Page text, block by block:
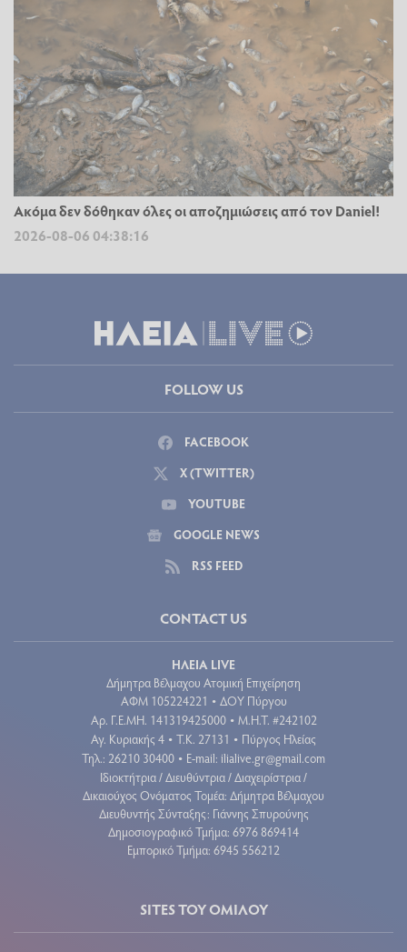
Ακόμα δεν δόθηκαν όλες οι αποζημιώσεις από τον Daniel!
2026-08-06 04:38:16
FOLLOW US
FACEBOOK
X (TWITTER)
YOUTUBE
GOOGLE NEWS
RSS FEED
CONTACT US
ΗΛΕΙΑ LIVE
Δήμητρα Βέλμαχου Ατομική Επιχείρηση
ΑΦΜ 105224221 • ΔΟΥ Πύργου
Aρ. Γ.Ε.ΜΗ. 141319425000 • Μ.Η.Τ. #242102
Αγ. Κυριακής 4 • Τ.Κ. 27131 • Πύργος Ηλείας
Τηλ.: 26210 30400 • E-mail: ilialive.gr@gmail.com
Ιδιοκτήτρια / Διευθύντρια / Διαχειρίστρια /
Δικαιούχος Ονόματος Τομέα: Δήμητρα Βέλμαχου
Διευθυντής Σύνταξης: Γιάννης Σπυρούνης
Δημοσιογραφικό Τμήμα: 6976 869414
Εμπορικό Τμήμα: 6945 556212
SITES ΤΟΥ ΟΜΙΛΟΥ